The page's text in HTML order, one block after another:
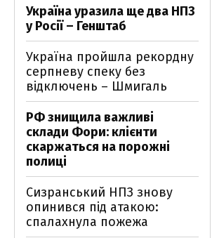
Україна уразила ще два НПЗ
у Росії – Генштаб
Україна пройшла рекордну
серпневу спеку без
відключень – Шмигаль
РФ знищила важливі
склади Фори: клієнти
скаржаться на порожні
полиці
Сизранський НПЗ знову
опинився під атакою:
спалахнула пожежа